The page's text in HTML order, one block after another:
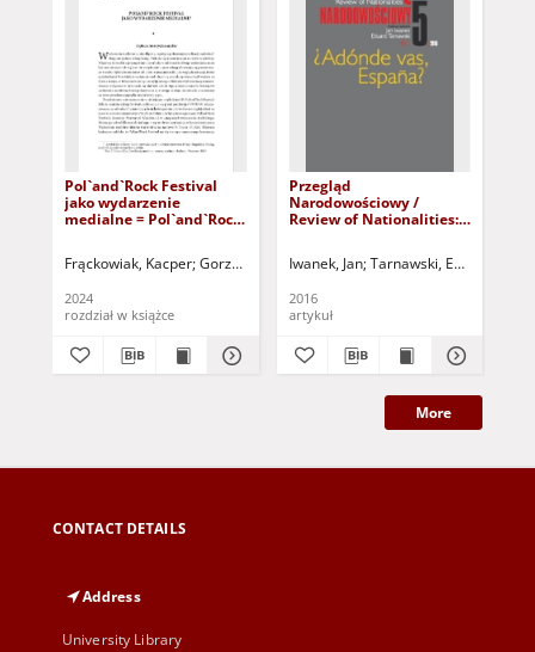
Pol`and`Rock Festival
jako wydarzenie
medialne = Pol`and`Rock
Frąckowiak, Kacper Gorzelana, Joanna - red. nauk. Seul, Anastazja -
2024
rozdział w książce
Przegląd
Narodowościowy /
Review of Nationalities:
redakcji
Iwanek, Jan Tarnawski, Eduard
2016
artykuł
More
CONTACT DETAILS
Address
University Library